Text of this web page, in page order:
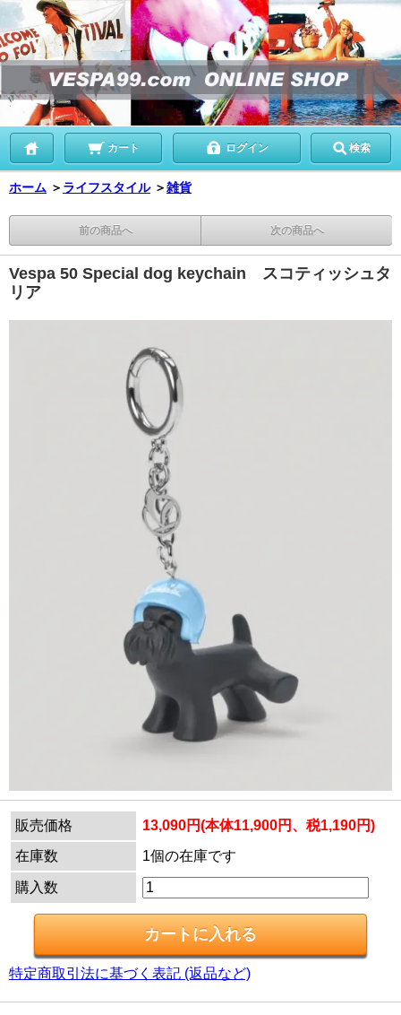
カート ログイン 検索
ホーム ＞ ライフスタイル ＞雑貨
前の商品へ 次の商品へ
Vespa 50 Special dog keychain スコティッシュタ
リア
販売価格
13,090円(本体11,900円、税1,190円)
在庫数
1個の在庫です
購入数
特定商取引法に基づく表記 (返品など)